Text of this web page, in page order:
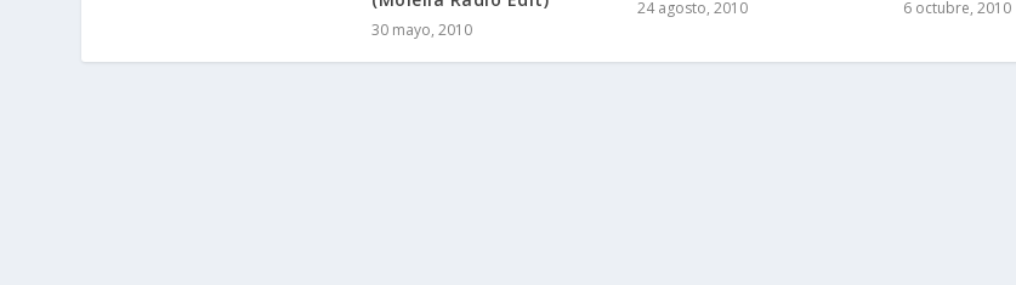
30 mayo, 2010
24 agosto, 2010 6 octubre, 2010